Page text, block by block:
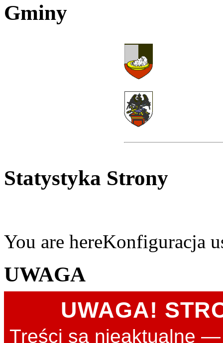
Gminy
Statystyka Strony
You are hereKonfiguracja
UWAGA
UWAGA!
Treści są nieaktualne